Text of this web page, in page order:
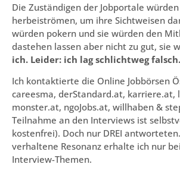
Die Zuständigen der Jobportale
herbeiströmen, um ihre Sichtweisen
würden pokern und sie würden den
dastehen lassen aber nicht zu gut, sie
ich. Leider: ich lag schlichtweg falsch.
Ich kontaktierte die Online Jobbörsen
careesma, derStandard.at, karriere.at,
monster.at, ngoJobs.at, willhaben &
Teilnahme an den Interviews ist
kostenfrei). Doch nur DREI
verhaltene Resonanz erhalte ich nur
Interview-Themen.